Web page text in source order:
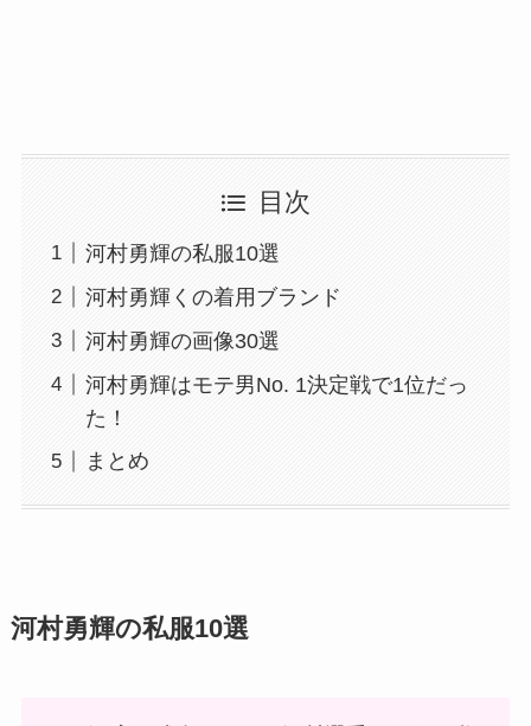
目次
河村勇輝の私服10選
河村勇輝くの着用ブランド
河村勇輝の画像30選
河村勇輝はモテ男No. 1決定戦で1位だっ
た！
まとめ
河村勇輝の私服10選